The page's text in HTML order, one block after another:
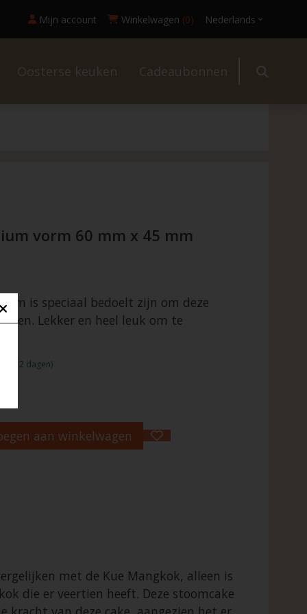
Mijn account Winkelwagen (0) Nederlands
Oosterse keuken Cadeaubonnen
vorm 60 mm x 45 mm
is speciaal bedoelt zijn om deze
Lekker en heel leuk om te
- 2 dagen)
aan winkelwagen
met de Kue Mangkok, alleen is
die er veertien heeft. Deze stoomcake